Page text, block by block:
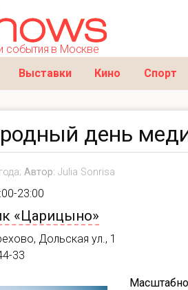
события в Москве
Выставки Кино Спорт
день
Автор: Julia Sonrisa
23:00
«Царицыно»
Дольская ул., 1
33